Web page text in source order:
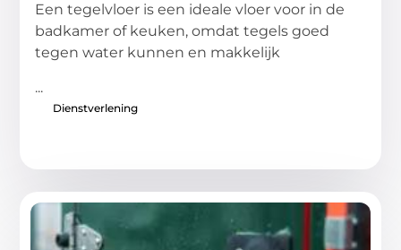
Een tegelvloer is een ideale vloer voor in de
badkamer of keuken, omdat tegels goed
tegen water kunnen en makkelijk
...
Dienstverlening